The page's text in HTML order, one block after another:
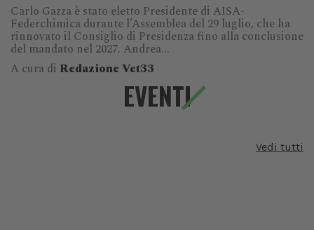
Carlo Gazza è stato eletto Presidente di AISA-
Federchimica durante l’Assemblea del 29 luglio, che ha
rinnovato il Consiglio di Presidenza fino alla conclusione
del mandato nel 2027. Andrea...
A cura di Redazione Vet33
EVENTI
Vedi tutti